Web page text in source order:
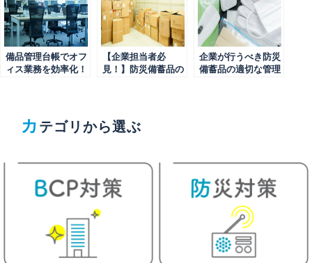
備品管理台帳でオフ
ィス業務を効率化！
【企業担当者必
見！】防災備蓄品の
企業が行うべき防災
備蓄品の適切な管理
カテゴリから選ぶ